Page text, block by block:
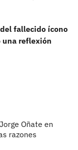
fallecido ícono
una reflexión
Oñate en
razones